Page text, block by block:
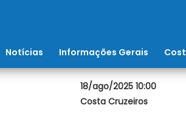
Notícias Informações Gerais
18/ago/2025 10:00
Costa Cruzeiros